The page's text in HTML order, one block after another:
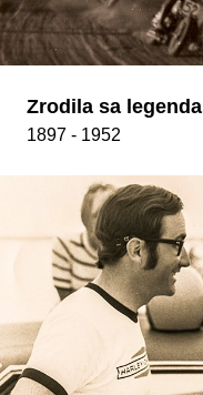
Zrodila sa legenda
1897 - 1952